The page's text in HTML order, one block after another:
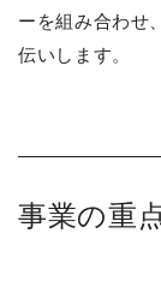
ーを組み合わせ
伝いします。
事業の重